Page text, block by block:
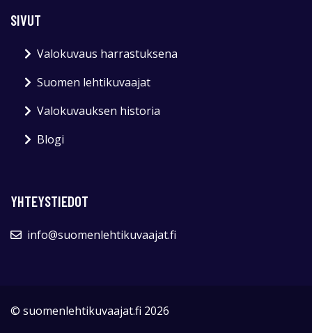
SIVUT
Valokuvaus harrastuksena
Suomen lehtikuvaajat
Valokuvauksen historia
Blogi
YHTEYSTIEDOT
info@suomenlehtikuvaajat.fi
© suomenlehtikuvaajat.fi 2026